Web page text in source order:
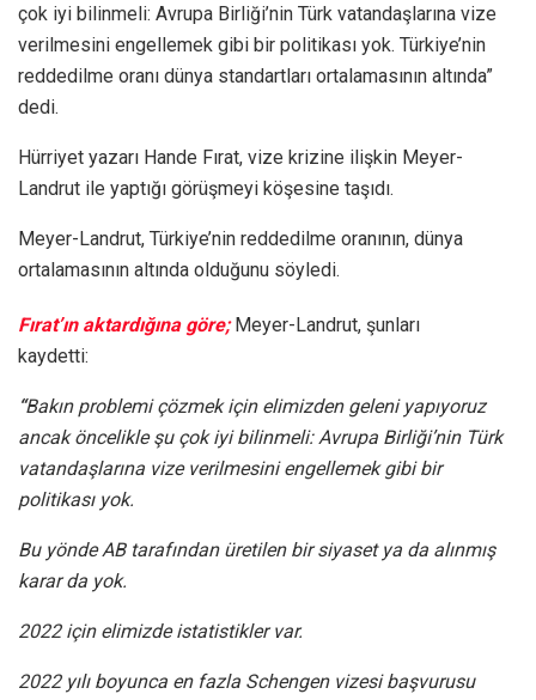
çok iyi bilinmeli: Avrupa Birliği’nin Türk vatandaşlarına vize
verilmesini engellemek gibi bir politikası yok. Türkiye’nin
reddedilme oranı dünya standartları ortalamasının altında”
dedi.
Hürriyet yazarı Hande Fırat, vize krizine ilişkin Meyer-
Landrut ile yaptığı görüşmeyi köşesine taşıdı.
Meyer-Landrut, Türkiye’nin reddedilme oranının, dünya
ortalamasının altında olduğunu söyledi.
Fırat’ın aktardığına göre; Meyer-Landrut, şunları
kaydetti:
“Bakın problemi çözmek için elimizden geleni yapıyoruz
ancak öncelikle şu çok iyi bilinmeli: Avrupa Birliği’nin Türk
vatandaşlarına vize verilmesini engellemek gibi bir
politikası yok.
Bu yönde AB tarafından üretilen bir siyaset ya da alınmış
karar da yok.
2022 için elimizde istatistikler var.
2022 yılı boyunca en fazla Schengen vizesi başvurusu